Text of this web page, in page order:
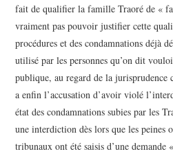
fait de qualifier la famille Traoré de «
vraiment pas pouvoir justifier cette
procédures et des condamnations déjà
utilisé par les personnes qu’on dit
publique, au regard de la
a enfin l’accusation d’avoir violé
état des condamnations subies par les
une interdiction dès lors que les peines
tribunaux ont été saisis d’une demande